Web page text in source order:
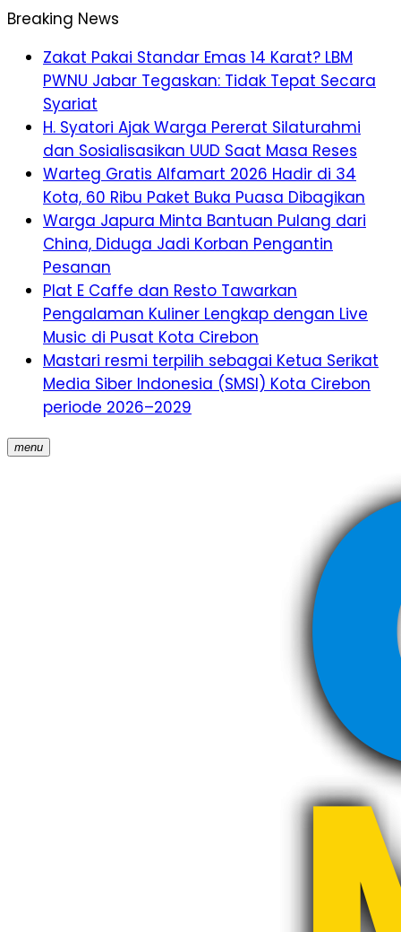
Breaking News
Zakat Pakai Standar Emas 14 Karat? LBM
PWNU Jabar Tegaskan: Tidak Tepat Secara
Syariat
H. Syatori Ajak Warga Pererat Silaturahmi
dan Sosialisasikan UUD Saat Masa Reses
Warteg Gratis Alfamart 2026 Hadir di 34
Kota, 60 Ribu Paket Buka Puasa Dibagikan
Warga Japura Minta Bantuan Pulang dari
China, Diduga Jadi Korban Pengantin
Pesanan
Plat E Caffe dan Resto Tawarkan
Pengalaman Kuliner Lengkap dengan Live
Music di Pusat Kota Cirebon
Mastari resmi terpilih sebagai Ketua Serikat
Media Siber Indonesia (SMSI) Kota Cirebon
periode 2026–2029
menu